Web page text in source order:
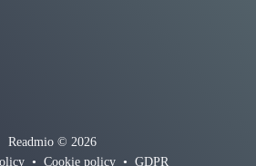
Readmio © 2026
• Cookie policy • GDPR